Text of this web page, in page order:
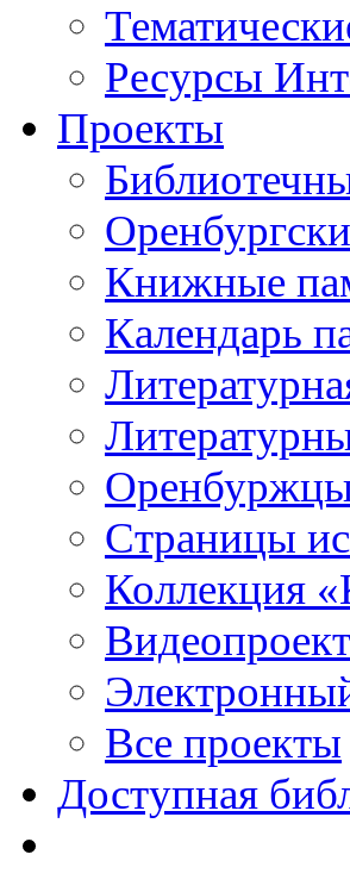
Ресурсы
Проекты
Книжные
Календарь
Страницы
Коллекция
Все проекты
Доступная